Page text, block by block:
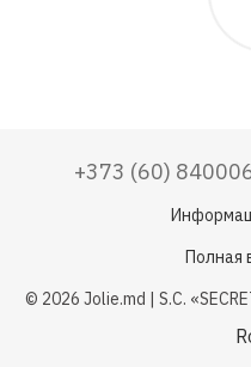
+373 (60)
Полная
© 2026 Jolie.md | S.C.